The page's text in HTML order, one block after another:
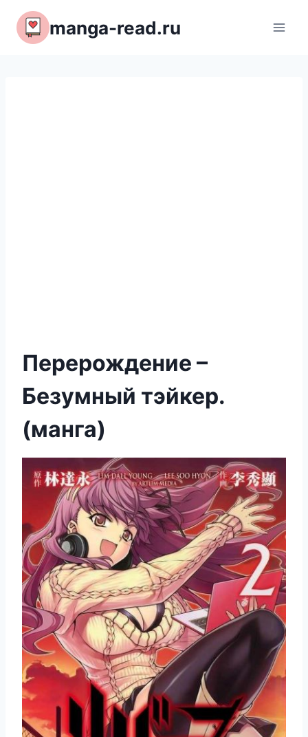
Перейти
содержимому
manga-read.ru
Перерождение –
Безумный тэйкер.
(манга)